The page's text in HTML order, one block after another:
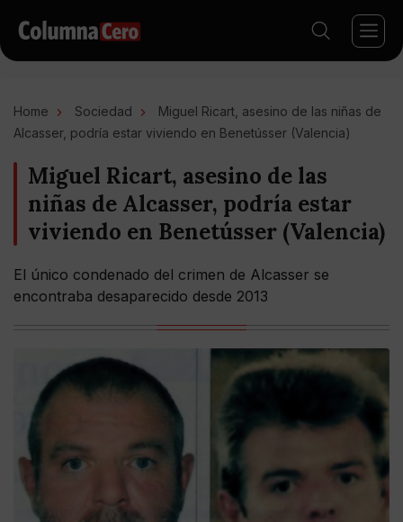
Home Sociedad
Miguel Ricart, asesino de las niñas de
Alcasser, podría estar viviendo en Benetússer (Valencia)
Miguel Ricart, asesino de las
niñas de Alcasser, podría estar
viviendo en Benetússer (Valencia)
El único condenado del crimen de Alcasser se
encontraba desaparecido desde 2013